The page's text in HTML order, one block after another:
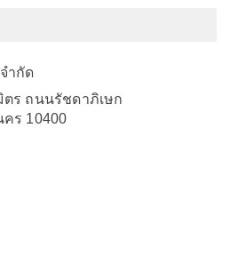
ำกัด
ร ถนนรัชดาภิเษก
ร 10400